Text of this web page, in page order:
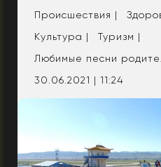
Происшествия |
Культура |
Туризм |
Любимые песни
30.06.2021 | 11:24